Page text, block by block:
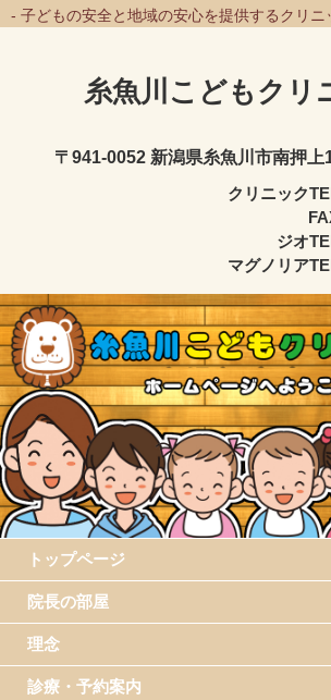
- 子どもの安全と地域の安心を提供するクリニ
糸魚川こどもクリ
〒941-0052 新潟県糸魚川市南押上
クリニック
ジオ
マグノリア
トップページ
院長の部屋
理念
診療・予約案内